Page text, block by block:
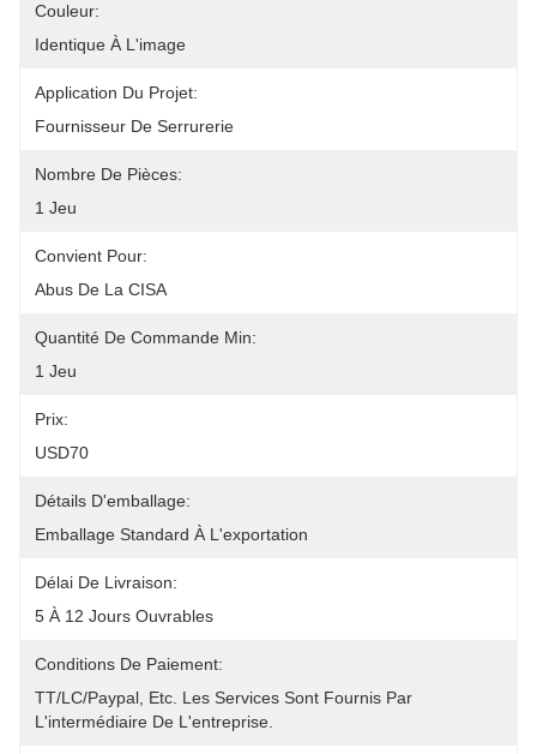
Couleur:
Identique À L'image
Application Du Projet:
Fournisseur De Serrurerie
Nombre De Pièces:
1 Jeu
Convient Pour:
Abus De La CISA
Quantité De Commande Min:
1 Jeu
Prix:
USD70
Détails D'emballage:
Emballage Standard À L'exportation
Délai De Livraison:
5 À 12 Jours Ouvrables
Conditions De Paiement:
TT/LC/paypal, Etc. Les Services Sont Fournis Par
L'intermédiaire De L'entreprise.